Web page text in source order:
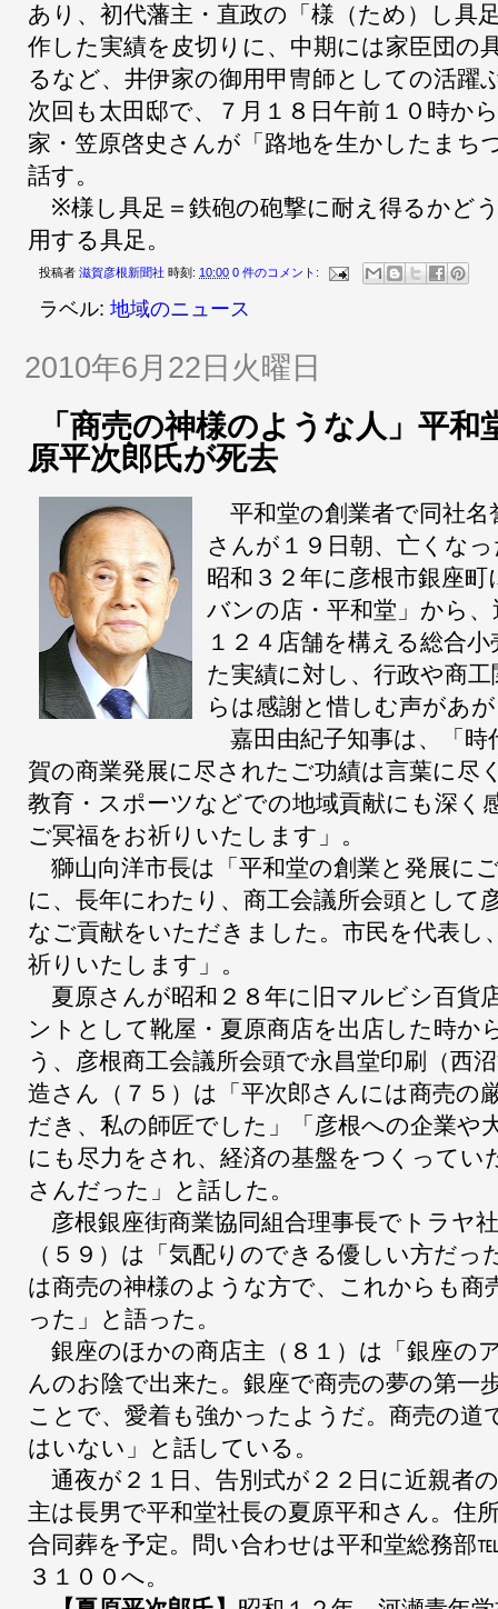
あり、初代藩主・直政の「様（ため）し具
作した実績を皮切りに、中期には家臣団の
るなど、井伊家の御用甲冑師としての活躍
次回も太田邸で、７月１８日午前１０時か
家・笠原啓史さんが「路地を生かしたまち
話す。
※様し具足＝鉄砲の砲撃に耐え得るかど
用する具足。
投稿者 滋賀彦根新聞社 時刻: 10:00 0 件のコメント:
ラベル: 地域のニュース
2010年6月22日火曜日
「商売の神様のような人」平和
原平次郎氏が死去
平和堂の創業者で同社名
さんが１９日朝、亡くな
昭和３２年に彦根市銀座
バンの店・平和堂」から
１２４店舗を構える総合
た実績に対し、行政や商
らは感謝と惜しむ声があ
嘉田由紀子知事は、「時
賀の商業発展に尽されたご功績は言葉に尽
教育・スポーツなどでの地域貢献にも深く
ご冥福をお祈りいたします」。
獅山向洋市長は「平和堂の創業と発展に
に、長年にわたり、商工会議所会頭として
なご貢献をいただきました。市民を代表し
祈りいたします」。
夏原さんが昭和２８年に旧マルビシ百貨
ントとして靴屋・夏原商店を出店した時か
う、彦根商工会議所会頭で永昌堂印刷（西
造さん（７５）は「平次郎さんには商売の
だき、私の師匠でした」「彦根への企業や
にも尽力をされ、経済の基盤をつくってい
さんだった」と話した。
彦根銀座街商業協同組合理事長でトラヤ
（５９）は「気配りのできる優しい方だっ
は商売の神様のような方で、これからも商
った」と語った。
銀座のほかの商店主（８１）は「銀座の
んのお陰で出来た。銀座で商売の夢の第一
ことで、愛着も強かったようだ。商売の道
はいない」と話している。
通夜が２１日、告別式が２２日に近親者
主は長男で平和堂社長の夏原平和さん。住
合同葬を予定。問い合わせは平和堂総務部
３１００へ。